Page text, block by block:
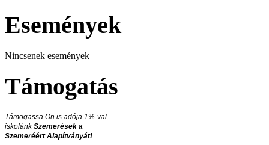
Események
Nincsenek események
Támogatás
Támogassa Ön is adója 1%-val
iskolánkSzemerések a
Szemeréért Alapítványát!